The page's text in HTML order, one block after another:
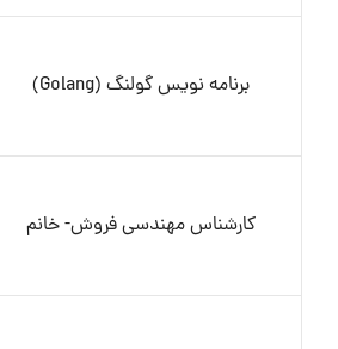
برنامه نویس گولنگ (Golang)
کارشناس مهندسی فروش- خانم